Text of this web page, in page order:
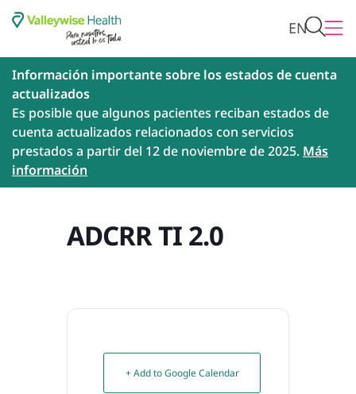
EN
Información importante sobre los estados de cuenta
actualizados
Es posible que algunos pacientes reciban estados de
cuenta actualizados relacionados con servicios
prestados a partir del 12 de noviembre de 2025. Más
información
ADCRR TI 2.0
+ Add to Google Calendar